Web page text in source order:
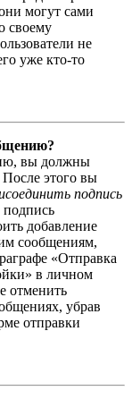
могут сами
своему
не
уже кто-то
вы должны
После этого вы
подпись
добавление
сообщениям,
«Отправка
в личном
отменить
убрав
отправки